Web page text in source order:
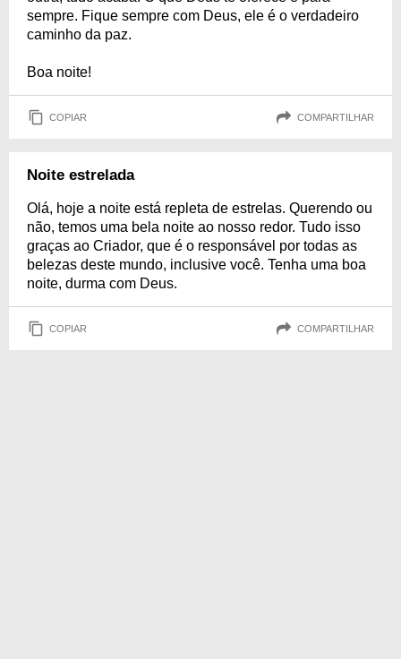
sempre. Fique sempre com Deus, ele é o verdadeiro
caminho da paz.
Boa noite!
COPIAR COMPARTILHAR
Noite estrelada
Olá, hoje a noite está repleta de estrelas. Querendo ou
não, temos uma bela noite ao nosso redor. Tudo isso
graças ao Criador, que é o responsável por todas as
belezas deste mundo, inclusive você. Tenha uma boa
noite, durma com Deus.
COPIAR COMPARTILHAR